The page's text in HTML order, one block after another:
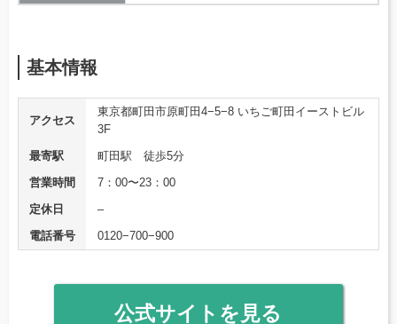
基本情報
アクセス
東京都町田市原町田4−5−8 いちご町田イーストビル
3F
最寄駅
町田駅 徒歩5分
営業時間
7：00〜23：00
定休日
–
電話番号
0120−700−900
公式サイトを見る